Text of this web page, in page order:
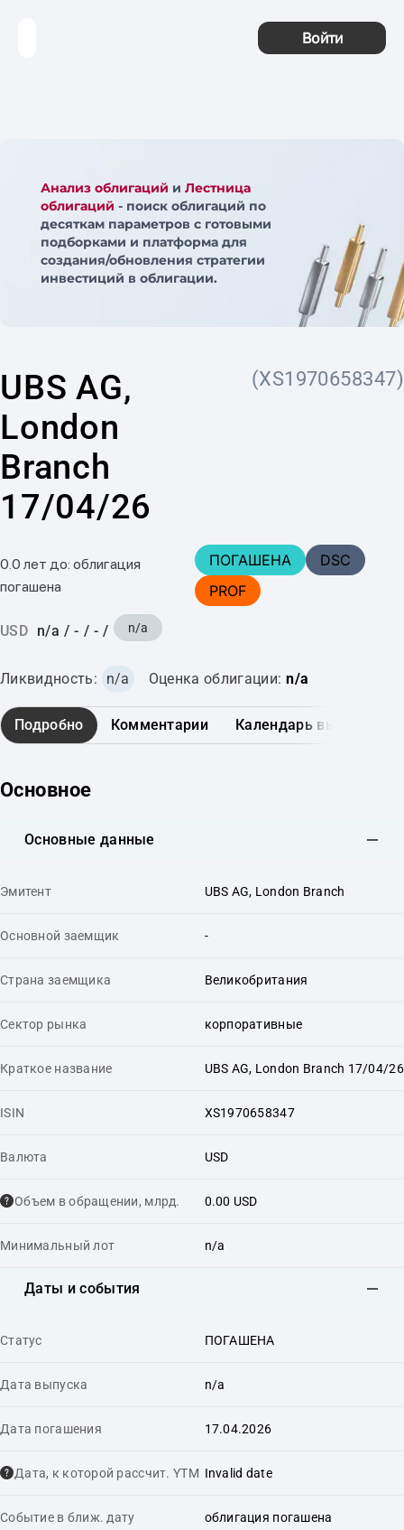
Войти
Анализ облигаций и Лестница
облигаций - поиск облигаций по
десяткам параметров с готовыми
подборками и платформа для
создания/обновления стратегии
инвестиций в облигации.
UBS AG,
London
Branch
17/04/26
(XS1970658347)
0.0 лет до: облигация
погашена
ПОГАШЕНА
DSC
PROF
USD n/a / - / - / n/a
Ликвидность: n/a Оценка облигации: n/a
Подробно Комментарии Календарь выплат
Основное
Основные данные
Эмитент UBS AG, London Branch
Основной заемщик -
Страна заемщика Великобритания
Сектор рынка корпоративные
Краткое название UBS AG, London Branch 17/04/26
ISIN XS1970658347
Валюта USD
Объем в обращении, млрд. 0.00 USD
Минимальный лот n/a
Даты и события
Статус ПОГАШЕНА
Дата выпуска n/a
Дата погашения 17.04.2026
Дата, к которой рассчит. YTM Invalid date
Событие в ближ. дату облигация погашена